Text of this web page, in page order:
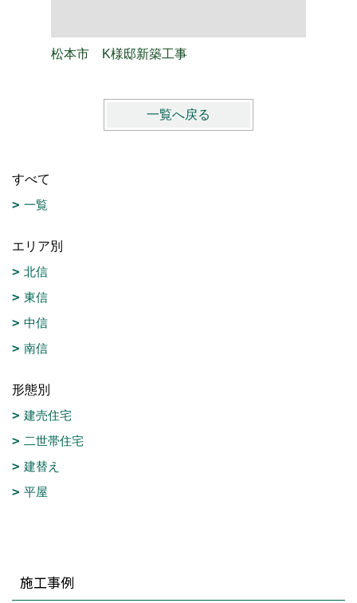
松本市 K様邸新築工事
一覧へ戻る
すべて
一覧
エリア別
北信
東信
中信
南信
形態別
建売住宅
二世帯住宅
建替え
平屋
施工事例